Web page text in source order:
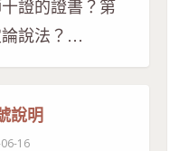
證的證書？第
論說法？…
說明
16